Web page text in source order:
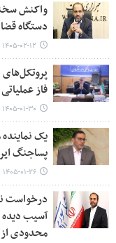
واکنش
دستگاه
۱۴۰۵-۰۲-۱۲ ۰۶:۴۹
پروتکل‌های
فاز
۱۴۰۵-۰۱-۳۰ ۱۵:۴۱
یک
پساجنگ
۱۴۰۵-۰۱-۲۶ ۲۳:۰۹
درخواست
آسیب
محدودی از